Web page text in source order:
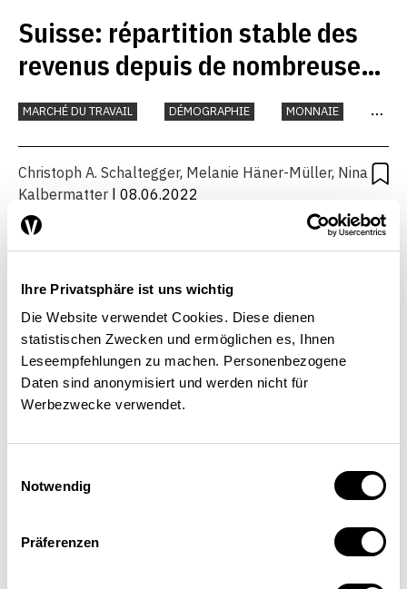
Ihre Privatsphäre ist uns wichtig
Die Website verwendet Cookies. Diese dienen
statistischen Zwecken und ermöglichen es, Ihnen
Leseempfehlungen zu machen. Personenbezogene
Daten sind anonymisiert und werden nicht für
Werbezwecke verwendet.
Notwendig
Präferenzen
Suisse: répartition stable des
revenus depuis de nombreuses
années
MARCHÉ DU TRAVAIL DÉMOGRAPHIE
MONNAIE
Christoph A. Schaltegger, Melanie Häner-Müller, Nina
Kalbermatter | 08.06.2022
Collaboratrice scientifique, Institut de politique